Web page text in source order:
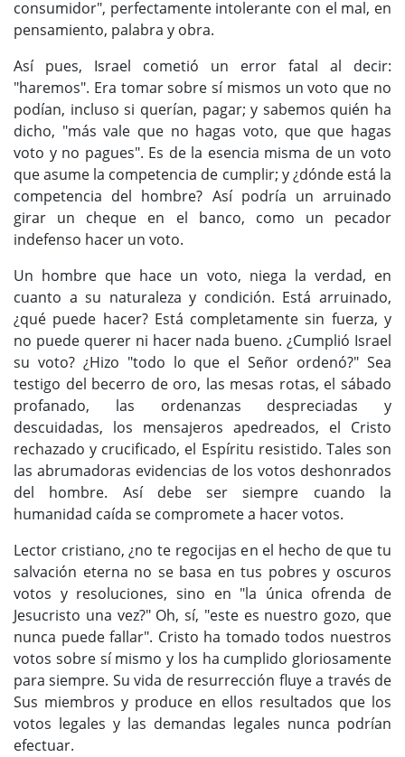
consumidor", perfectamente intolerante con el mal, en
pensamiento, palabra y obra.
Así pues, Israel cometió un error fatal al decir:
"haremos". Era tomar sobre sí mismos un voto que no
podían, incluso si querían, pagar; y sabemos quién ha
dicho, "más vale que no hagas voto, que que hagas
voto y no pagues". Es de la esencia misma de un voto
que asume la competencia de cumplir; y ¿dónde está la
competencia del hombre? Así podría un arruinado
girar un cheque en el banco, como un pecador
indefenso hacer un voto.
Un hombre que hace un voto, niega la verdad, en
cuanto a su naturaleza y condición. Está arruinado,
¿qué puede hacer? Está completamente sin fuerza, y
no puede querer ni hacer nada bueno. ¿Cumplió Israel
su voto? ¿Hizo "todo lo que el Señor ordenó?" Sea
testigo del becerro de oro, las mesas rotas, el sábado
profanado, las ordenanzas despreciadas y
descuidadas, los mensajeros apedreados, el Cristo
rechazado y crucificado, el Espíritu resistido. Tales son
las abrumadoras evidencias de los votos deshonrados
del hombre. Así debe ser siempre cuando la
humanidad caída se compromete a hacer votos.
Lector cristiano, ¿no te regocijas en el hecho de que tu
salvación eterna no se basa en tus pobres y oscuros
votos y resoluciones, sino en "la única ofrenda de
Jesucristo una vez?" Oh, sí, "este es nuestro gozo, que
nunca puede fallar". Cristo ha tomado todos nuestros
votos sobre sí mismo y los ha cumplido gloriosamente
para siempre. Su vida de resurrección fluye a través de
Sus miembros y produce en ellos resultados que los
votos legales y las demandas legales nunca podrían
efectuar.